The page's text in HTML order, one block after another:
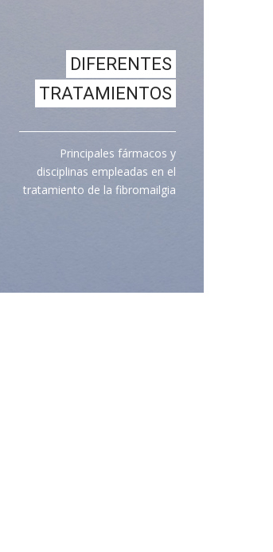
DIFERENTES
TRATAMIENTOS
Principales fármacos y
disciplinas empleadas en el
tratamiento de la fibromailgia